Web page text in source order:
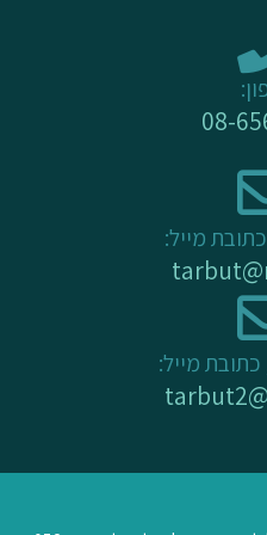
08-
מייל:
כתובת מייל: